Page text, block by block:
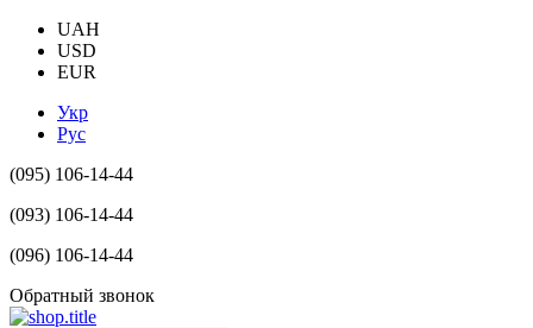
UAH
USD
EUR
Укр
Рус
(095) 106-14-44
(093) 106-14-44
(096) 106-14-44
Обратный звонок